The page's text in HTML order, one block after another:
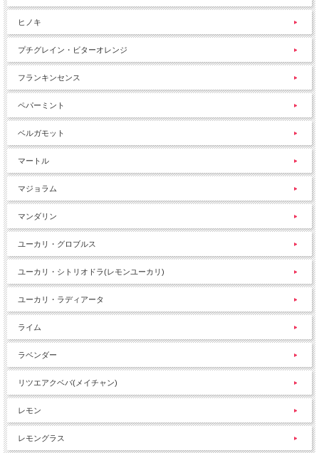
ヒノキ
プチグレイン・ビターオレンジ
フランキンセンス
ペパーミント
ベルガモット
マートル
マジョラム
マンダリン
ユーカリ・グロブルス
ユーカリ・シトリオドラ(レモンユーカリ)
ユーカリ・ラディアータ
ライム
ラベンダー
リツエアクベバ(メイチャン)
レモン
レモングラス